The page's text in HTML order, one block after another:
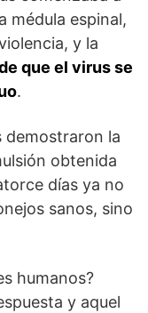
médula espinal,
y la
que el virus se
.
demostraron la
obtenida
días ya no
sanos, sino
humanos?
y aquel